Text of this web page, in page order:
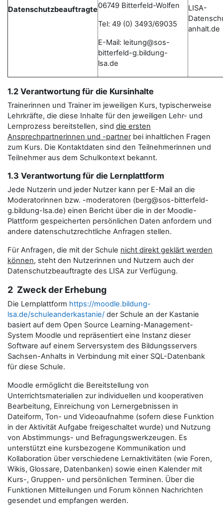
Datenschutzbeauftragte06749 Bitterfeld-Wolfen
Tel: 49 (0) 3493/69035
E-Mail: leitung@sos-
bitterfeld-g.bildung-
lsa.de
LISA-
anhalt.de
1.2 Verantwortung für die Kursinhalte
Trainerinnen und Trainer im jeweiligen Kurs, typischerweise
Lehrkräfte, die diese Inhalte für den jeweiligen Lehr- und
Lernprozess bereitstellen, sind die ersten
Ansprechpartnerinnen und -partnerbei inhaltlichen Fragen
zum Kurs. Die Kontaktdaten sind den Teilnehmerinnen und
Teilnehmer aus dem Schulkontext bekannt.
1.3 Verantwortung für die Lernplattform
Jede Nutzerin und jeder Nutzer kann per E-Mail an die
Moderatorinnen bzw. -moderatoren (berg@sos-bitterfeld-
g.bildung-lsa.de) einen Bericht über die in der Moodle-
Plattform gespeicherten persönlichen Daten anfordern und
andere datenschutzrechtliche Anfragen stellen.
Für Anfragen, die mit der Schule nicht direkt geklärt werden
können, steht den Nutzerinnen und Nutzern auch der
Datenschutzbeauftragte des LISA zur Verfügung.
2 Zweck der Erhebung
Die Lernplattform https://moodle.bildung-
lsa.de/schuleanderkastanie/ der Schule an der Kastanie
basiert auf dem Open Source Learning-Management-
System Moodle und repräsentiert eine Instanz dieser
Software auf einem Serversystem des Bildungsservers
Sachsen-Anhalts in Verbindung mit einer SQL-Datenbank
für diese Schule.
Moodle ermöglicht die Bereitstellung von
Unterrichtsmaterialien zur individuellen und kooperativen
Bearbeitung, Einreichung von Lernergebnissen in
Dateiform, Ton- und Videoaufnahme (sofern diese Funktion
in der Aktivität Aufgabe freigeschaltet wurde) und Nutzung
von Abstimmungs- und Befragungswerkzeugen. Es
unterstützt eine kursbezogene Kommunikation und
Kollaboration über verschiedene Lernaktivitäten (wie Foren,
Wikis, Glossare, Datenbanken) sowie einen Kalender mit
Kurs-, Gruppen- und persönlichen Terminen. Über die
Funktionen Mitteilungen und Forum können Nachrichten
gesendet und empfangen werden.